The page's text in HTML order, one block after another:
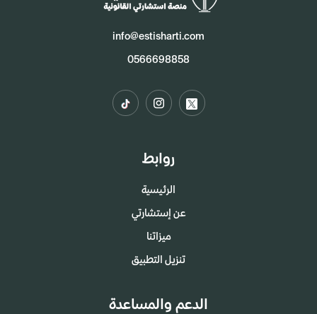
info@estisharti.com
0566698858
روابط
الرئيسية
عن إستشارتي
ميزاتنا
تنزيل التطبيق
الدعم والمساعدة